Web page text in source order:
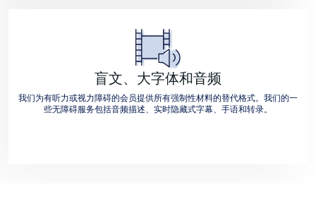
盲文、大字体和音频
我们为有听力或视力障碍的会员提供所有强制性材料的替代格式。我们的一
些无障碍服务包括音频描述、实时隐藏式字幕、手语和转录。